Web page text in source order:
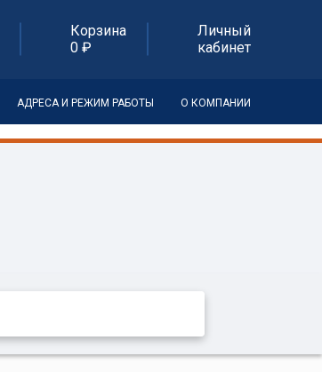
Корзина
0 ₽
Личный
кабинет
АДРЕСА И РЕЖИМ РАБОТЫ О КОМПАНИИ